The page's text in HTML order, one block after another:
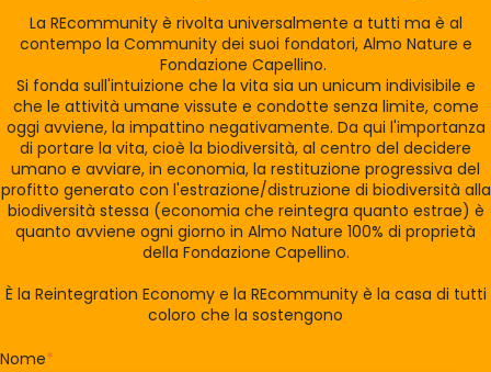
La REcommunity è rivolta universalmente a tutti ma è al
contempo la Community dei suoi fondatori, Almo Nature e
Fondazione Capellino.
Si fonda sull'intuizione che la vita sia un unicum indivisibile e
che le attività umane vissute e condotte senza limite, come
oggi avviene, la impattino negativamente. Da qui l'importanza
di portare la vita, cioè la biodiversità, al centro del decidere
umano e avviare, in economia, la restituzione progressiva del
profitto generato con l'estrazione/distruzione di biodiversità alla
biodiversità stessa (economia che reintegra quanto estrae) è
quanto avviene ogni giorno in Almo Nature 100% di proprietà
della Fondazione Capellino.
È la Reintegration Economy e la REcommunity è la casa di tutti
coloro che la sostengono
Nome*